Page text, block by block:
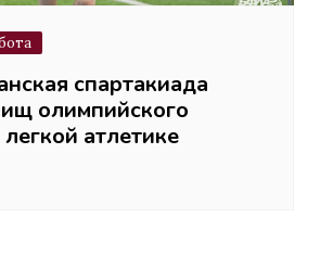
спартакиада
олимпийского
атлетике